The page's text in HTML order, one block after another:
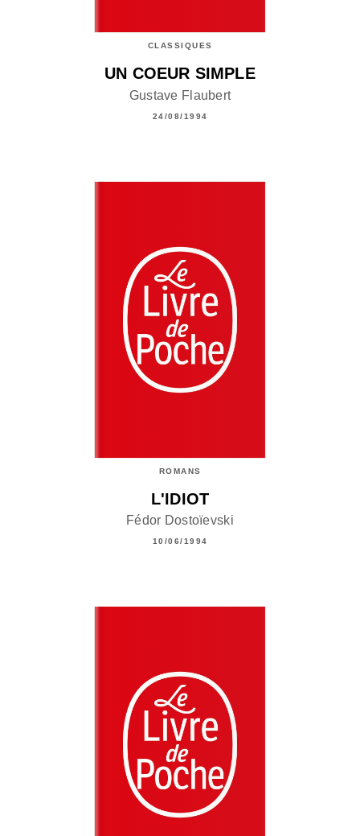
CLASSIQUES
UN COEUR SIMPLE
Gustave Flaubert
24/08/1994
ROMANS
L'IDIOT
Fédor Dostoïevski
10/06/1994